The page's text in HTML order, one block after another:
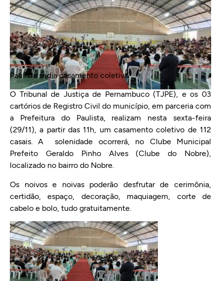
Paulista sedia casamento coletivo
O Tribunal de Justiça de Pernambuco (TJPE), e os 03
cartórios de Registro Civil do município, em parceria com
a Prefeitura do Paulista, realizam nesta sexta-feira
(29/11), a partir das 11h, um casamento coletivo de 112
casais. A solenidade ocorrerá, no Clube Municipal
Prefeito Geraldo Pinho Alves (Clube do Nobre),
localizado no bairro do Nobre.
Os noivos e noivas poderão desfrutar de cerimônia,
certidão, espaço, decoração, maquiagem, corte de
cabelo e bolo, tudo gratuitamente.